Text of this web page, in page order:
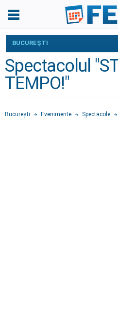
BUCUREŞTI
Spectacolul
TEMPO!"
Bucureşti Evenimente Spectacole